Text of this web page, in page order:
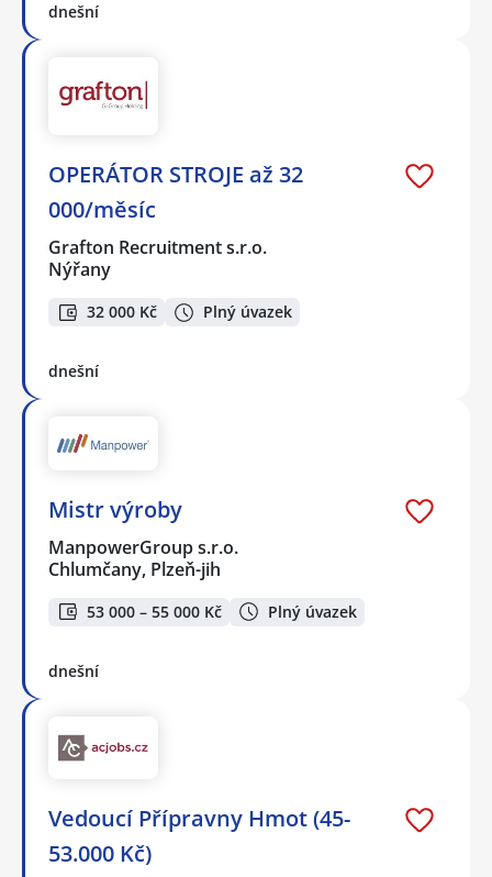
dnešní
OPERÁTOR STROJE až 32
000/měsíc
Grafton Recruitment s.r.o.
Nýřany
32 000 Kč Plný úvazek
dnešní
Mistr výroby
ManpowerGroup s.r.o.
Chlumčany, Plzeň-jih
53 000 – 55 000 Kč Plný úvazek
dnešní
Vedoucí Přípravny Hmot (45-
53.000 Kč)